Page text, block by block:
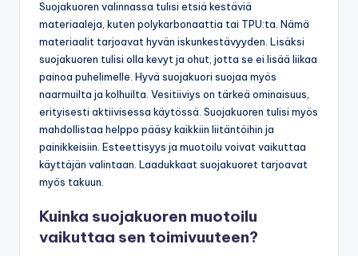
Suojakuoren valinnassa tulisi etsiä kestäviä
materiaaleja, kuten polykarbonaattia tai TPU:ta. Nämä
materiaalit tarjoavat hyvän iskunkestävyyden. Lisäksi
suojakuoren tulisi olla kevyt ja ohut, jotta se ei lisää liikaa
painoa puhelimelle. Hyvä suojakuori suojaa myös
naarmuilta ja kolhuilta. Vesitiiviys on tärkeä ominaisuus,
erityisesti aktiivisessa käytössä. Suojakuoren tulisi myös
mahdollistaa helppo pääsy kaikkiin liitäntöihin ja
painikkeisiin. Esteettisyys ja muotoilu voivat vaikuttaa
käyttäjän valintaan. Laadukkaat suojakuoret tarjoavat
myös takuun.
Kuinka suojakuoren muotoilu
vaikuttaa sen toimivuuteen?